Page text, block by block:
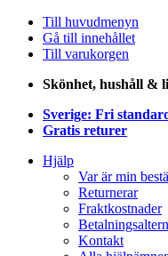
Till huvudmenyn
Gå till innehållet
Till varukorgen
Skönhet, hushåll &
Sverige: Fri
Gratis returer
Hjälp
Var är min
Returnerar
Fraktkostnader
Kontakt